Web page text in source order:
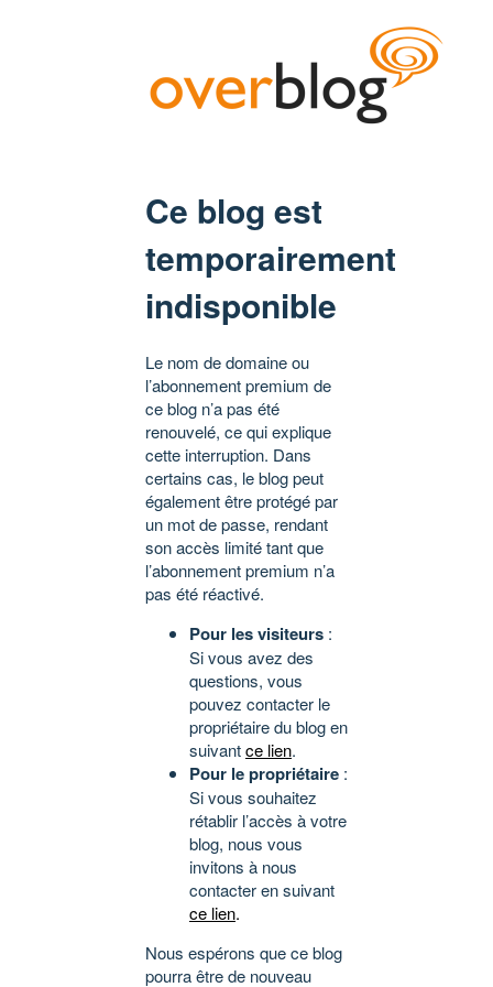
Ce blog est
temporairement
indisponible
Le nom de domaine ou
l’abonnement premium de
ce blog n’a pas été
renouvelé, ce qui explique
cette interruption. Dans
certains cas, le blog peut
également être protégé par
un mot de passe, rendant
son accès limité tant que
l’abonnement premium n’a
pas été réactivé.
Pour les visiteurs :
Si vous avez des
questions, vous
pouvez contacter le
propriétaire du blog en
suivantce lien.
Pour le propriétaire :
Si vous souhaitez
rétablir l’accès à votre
blog, nous vous
invitons à nous
contacter en suivant
ce lien.
Nous espérons que ce blog
pourra être de nouveau